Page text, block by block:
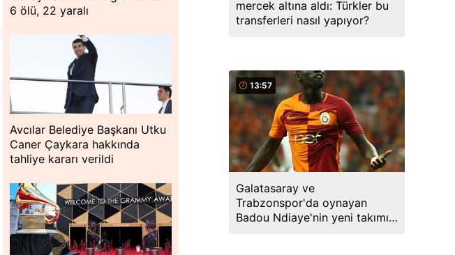
6 ölü, 22 yaralı
Avcılar Belediye Başkanı Utku
Caner Çaykara hakkında
tahliye kararı verildi
mercek altına aldı: Türkler bu
transferleri nasıl yapıyor?
13:57
Galatasaray ve
Trabzonspor'da oynayan
Badou Ndiaye'nin yeni takımı